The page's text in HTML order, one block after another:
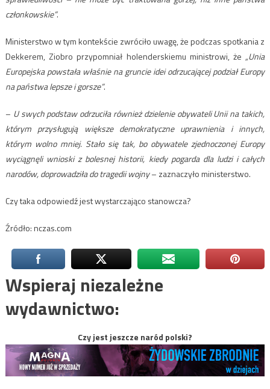
członkowskie”.
Ministerstwo w tym kontekście zwróciło uwagę, że podczas spotkania z
Dekkerem, Ziobro przypomniał holenderskiemu ministrowi, że„Unia
Europejska powstała właśnie na gruncie idei odrzucającej podział Europy
na państwa lepsze i gorsze”.
– U swych podstaw odrzuciła również dzielenie obywateli Unii na takich,
którym przysługują większe demokratyczne uprawnienia i innych,
którym wolno mniej. Stało się tak, bo obywatele zjednoczonej Europy
wyciągnęli wnioski z bolesnej historii, kiedy pogarda dla ludzi i całych
narodów, doprowadziła do tragedii wojny– zaznaczyło ministerstwo.
Czy taka odpowiedź jest wystarczająco stanowcza?
Źródło: nczas.com
Wspieraj niezależne
wydawnictwo:
Czy jest jeszcze naród polski?